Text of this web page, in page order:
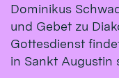
Dominikus
und Gebet zu
Gottesdienst
in Sankt Augustin